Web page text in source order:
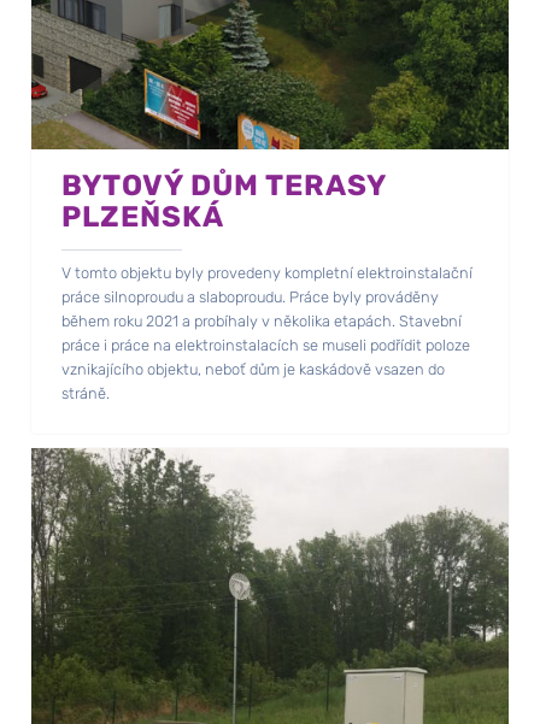
BYTOVÝ DŮM TERASY
PLZEŇSKÁ
V tomto objektu byly provedeny kompletní elektroinstalační
práce silnoproudu a slaboproudu. Práce byly prováděny
během roku 2021 a probíhaly v několika etapách. Stavební
práce i práce na elektroinstalacích se museli podřídit poloze
vznikajícího objektu, neboť dům je kaskádově vsazen do
stráně.